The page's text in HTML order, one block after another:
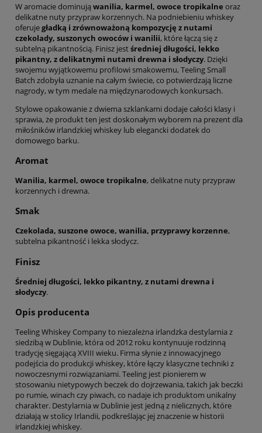
W aromacie dominują wanilia, karmel, owoce tropikalne oraz
delikatne nuty przypraw korzennych. Na podniebieniu whiskey
oferujegładką i zrównoważoną kompozycję z nutami
czekolady, suszonych owoców i wanilii, które łączą się z
subtelną pikantnością. Finisz jestśredniej długości, lekko
pikantny, z delikatnymi nutami drewna i słodyczy. Dzięki
swojemu wyjątkowemu profilowi smakowemu, Teeling Small
Batch zdobyła uznanie na całym świecie, co potwierdzają liczne
nagrody, w tym medale na międzynarodowych konkursach.
Stylowe opakowanie z dwiema szklankami dodaje całości klasy i
sprawia, że produkt ten jest doskonałym wyborem na prezent dla
miłośników irlandzkiej whiskey lub elegancki dodatek do
domowego barku.
Aromat
Wanilia, karmel, owoce tropikalne, delikatne nuty przypraw
korzennych i drewna.
Smak
Czekolada, suszone owoce, wanilia, przyprawy korzenne,
subtelna pikantność i lekka słodycz.
Finisz
Średniej długości, lekko pikantny, z nutami drewna i
słodyczy.
Opis producenta
Teeling Whiskey Company to niezależna irlandzka destylarnia z
siedzibą w Dublinie, która od 2012 roku kontynuuje rodzinną
tradycję sięgającą XVIII wieku. Firma słynie z innowacyjnego
podejścia do produkcji whiskey, które łączy klasyczne techniki z
nowoczesnymi rozwiązaniami. Teeling jest pionierem w
stosowaniu nietypowych beczek do dojrzewania, takich jak beczki
po rumie, winach czy piwach, co nadaje ich produktom unikalny
charakter. Destylarnia w Dublinie jest jedną z nielicznych, które
działają w stolicy Irlandii, podkreślając jej znaczenie w historii
irlandzkiej whiskey.